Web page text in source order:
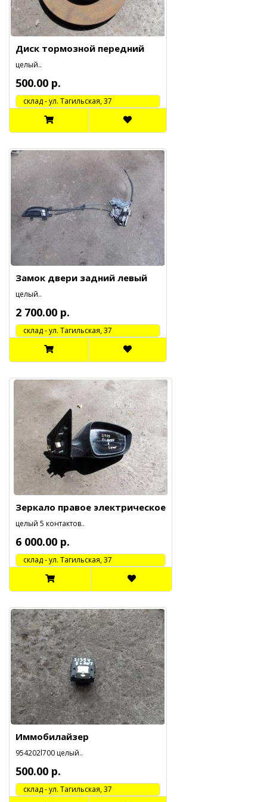
Диск тормозной передний
целый..
500.00 р.
cклад - ул. Тагильская, 37
Замок двери задний левый
целый..
2 700.00 р.
cклад - ул. Тагильская, 37
Зеркало правое электрическое
целый 5 контактов..
6 000.00 р.
cклад - ул. Тагильская, 37
Иммобилайзер
954202l700 целый..
500.00 р.
cклад - ул. Тагильская, 37